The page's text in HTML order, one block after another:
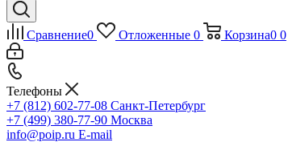
Сравнение0 Отложенные 0 Корзина0 0
Телефоны
+7 (812) 602-77-08 Санкт-Петербург
+7 (499) 380-77-90 Москва
info@poip.ru E-mail